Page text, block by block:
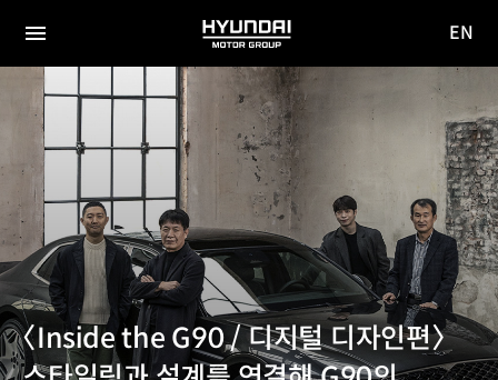
전체
메뉴
HYUNDAI
MOTOR
GROUP
사이
이동
EN
〈Inside the G90 / 디지털 디자인편〉